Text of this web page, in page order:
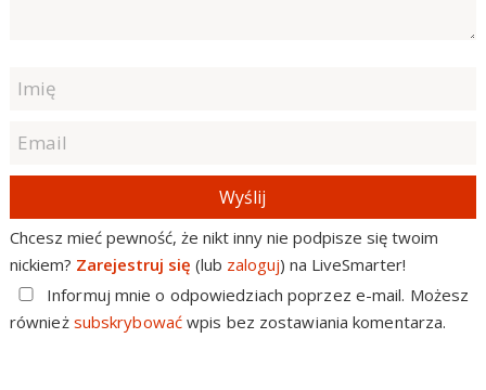
Wyślij
Chcesz mieć pewność, że nikt inny nie podpisze się twoim
nickiem? Zarejestruj się (lub zaloguj) na LiveSmarter!
Informuj mnie o odpowiedziach poprzez e-mail. Możesz
również subskrybowaćwpis bez zostawiania komentarza.